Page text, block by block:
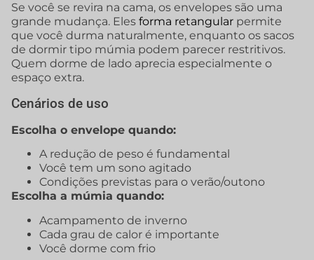
Se você se revira na cama, os envelopes são uma
grande mudança. Eles forma retangular permite
que você durma naturalmente, enquanto os sacos
de dormir tipo múmia podem parecer restritivos.
Quem dorme de lado aprecia especialmente o
espaço extra.
Cenários de uso
Escolha o envelope quando:
A redução de peso é fundamental
Você tem um sono agitado
Condições previstas para o verão/outono
Escolha a múmia quando:
Acampamento de inverno
Cada grau de calor é importante
Você dorme com frio